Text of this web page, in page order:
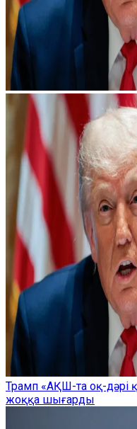
Трамп «АҚШ-та оқ-дәрі
жоққа шығарды